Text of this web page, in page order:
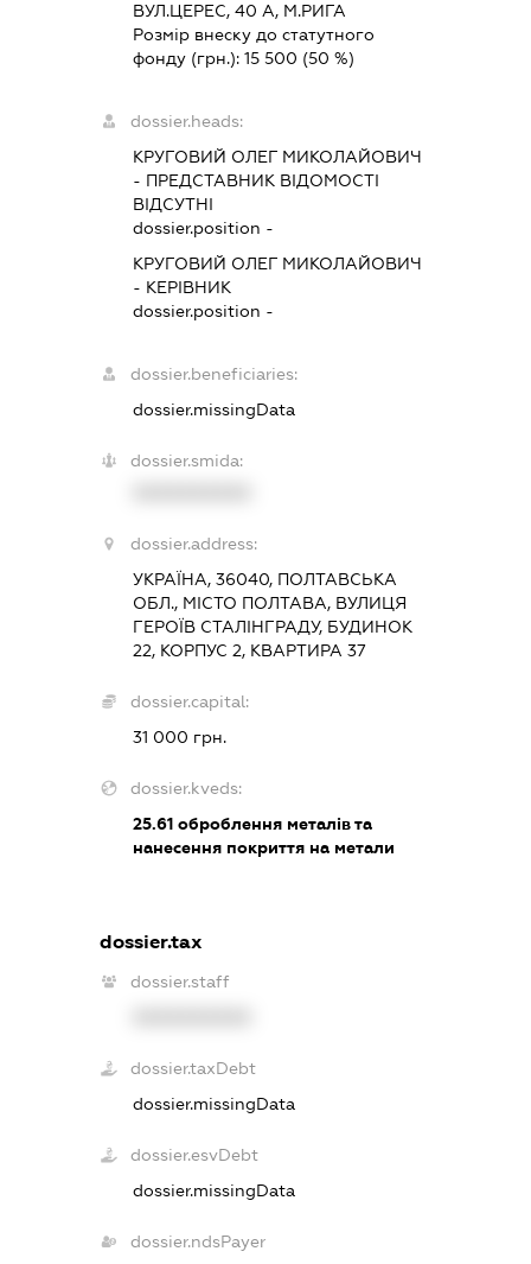
ВУЛ.ЦЕРЕС, 40 А, М.РИГА
Розмір внеску до статутного
фонду (грн.):15 500 (50 %)
dossier.heads:
КРУГОВИЙ ОЛЕГ МИКОЛАЙОВИЧ
- ПРЕДСТАВНИК ВІДОМОСТІ
ВІДСУТНІ
dossier.position -
КРУГОВИЙ ОЛЕГ МИКОЛАЙОВИЧ
- КЕРІВНИК
dossier.position -
dossier.beneficiaries:
dossier.missingData
dossier.smida:
dossier.address:
УКРАЇНА, 36040, ПОЛТАВСЬКА
ОБЛ., МІСТО ПОЛТАВА, ВУЛИЦЯ
ГЕРОЇВ СТАЛІНГРАДУ, БУДИНОК
22, КОРПУС 2, КВАРТИРА 37
dossier.capital:
31 000 грн.
dossier.kveds:
25.61 оброблення металів та
нанесення покриття на метали
dossier.tax
dossier.staff
dossier.taxDebt
dossier.missingData
dossier.esvDebt
dossier.missingData
dossier.ndsPayer